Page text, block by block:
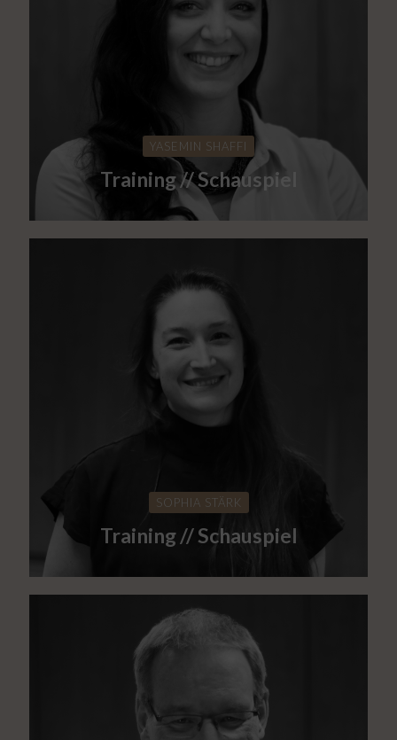
YASEMIN SHAFFI
Training // Schauspiel
SOPHIA STÄRK
Training // Schauspiel